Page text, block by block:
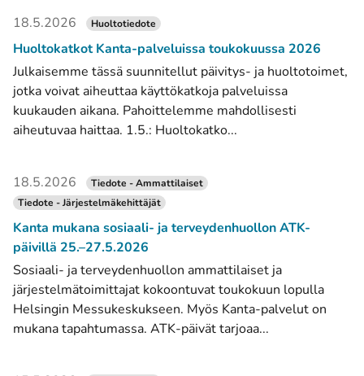
18.5.2026 Huoltotiedote
Huoltokatkot Kanta-palveluissa toukokuussa 2026
Julkaisemme tässä suunnitellut päivitys- ja huoltotoimet,
jotka voivat aiheuttaa käyttökatkoja palveluissa
kuukauden aikana. Pahoittelemme mahdollisesti
aiheutuvaa haittaa. 1.5.: Huoltokatko...
18.5.2026
Tiedote - Ammattilaiset
Tiedote - Järjestelmäkehittäjät
Kanta mukana sosiaali- ja terveydenhuollon ATK-
päivillä 25.–27.5.2026
Sosiaali- ja terveydenhuollon ammattilaiset ja
järjestelmätoimittajat kokoontuvat toukokuun lopulla
Helsingin Messukeskukseen. Myös Kanta-palvelut on
mukana tapahtumassa. ATK-päivät tarjoaa...